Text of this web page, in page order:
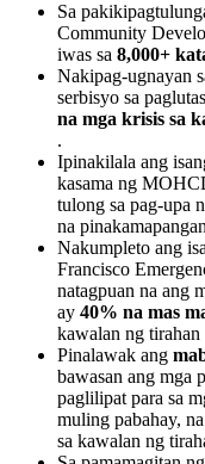
Sa
Community
iwas sa 8,000+
Nakipag-ugnayan
serbisyo sa
na mga krisis sa
.
Ipinakilala ang
kasama ng
tulong sa pag-upa
na
Nakumpleto ang
Francisco
natagpuan na ang
ay 40% na mas
kawalan ng tirahan
Pinalawak ang
bawasan ang mga
paglilipat para sa
muling pabahay,
sa kawalan ng